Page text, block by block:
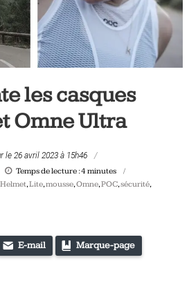
les casques
Omne Ultra
le 26 avril 2023 à 15h46
Temps de lecture :4 minutes
Helmet,Lite,mousse,Omne,POC,sécurité,
E-mail Marque-page